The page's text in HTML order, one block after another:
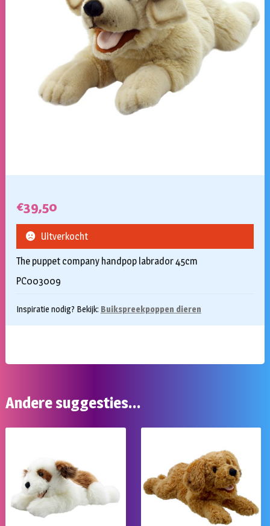
€39,50
The puppet company handpop labrador 45cm
PC003009
Inspiratie nodig? Bekijk: Buikspreekpoppen dieren
Uitverkocht
Andere suggesties…